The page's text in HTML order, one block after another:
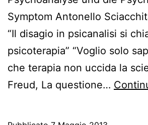
Symptom Antonello
“Il disagio in psicanalisi si
psicoterapia” “Voglio solo
che terapia non uccida la
Freud, La questione…